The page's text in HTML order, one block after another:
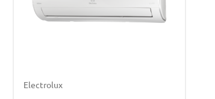
Electrolux